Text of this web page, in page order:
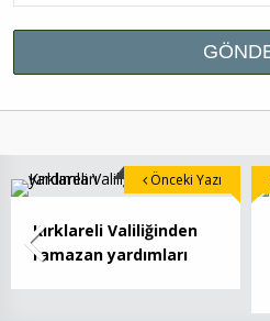
Kırklareli Valiliğinden
ramazan yardımları
Önceki Yazı